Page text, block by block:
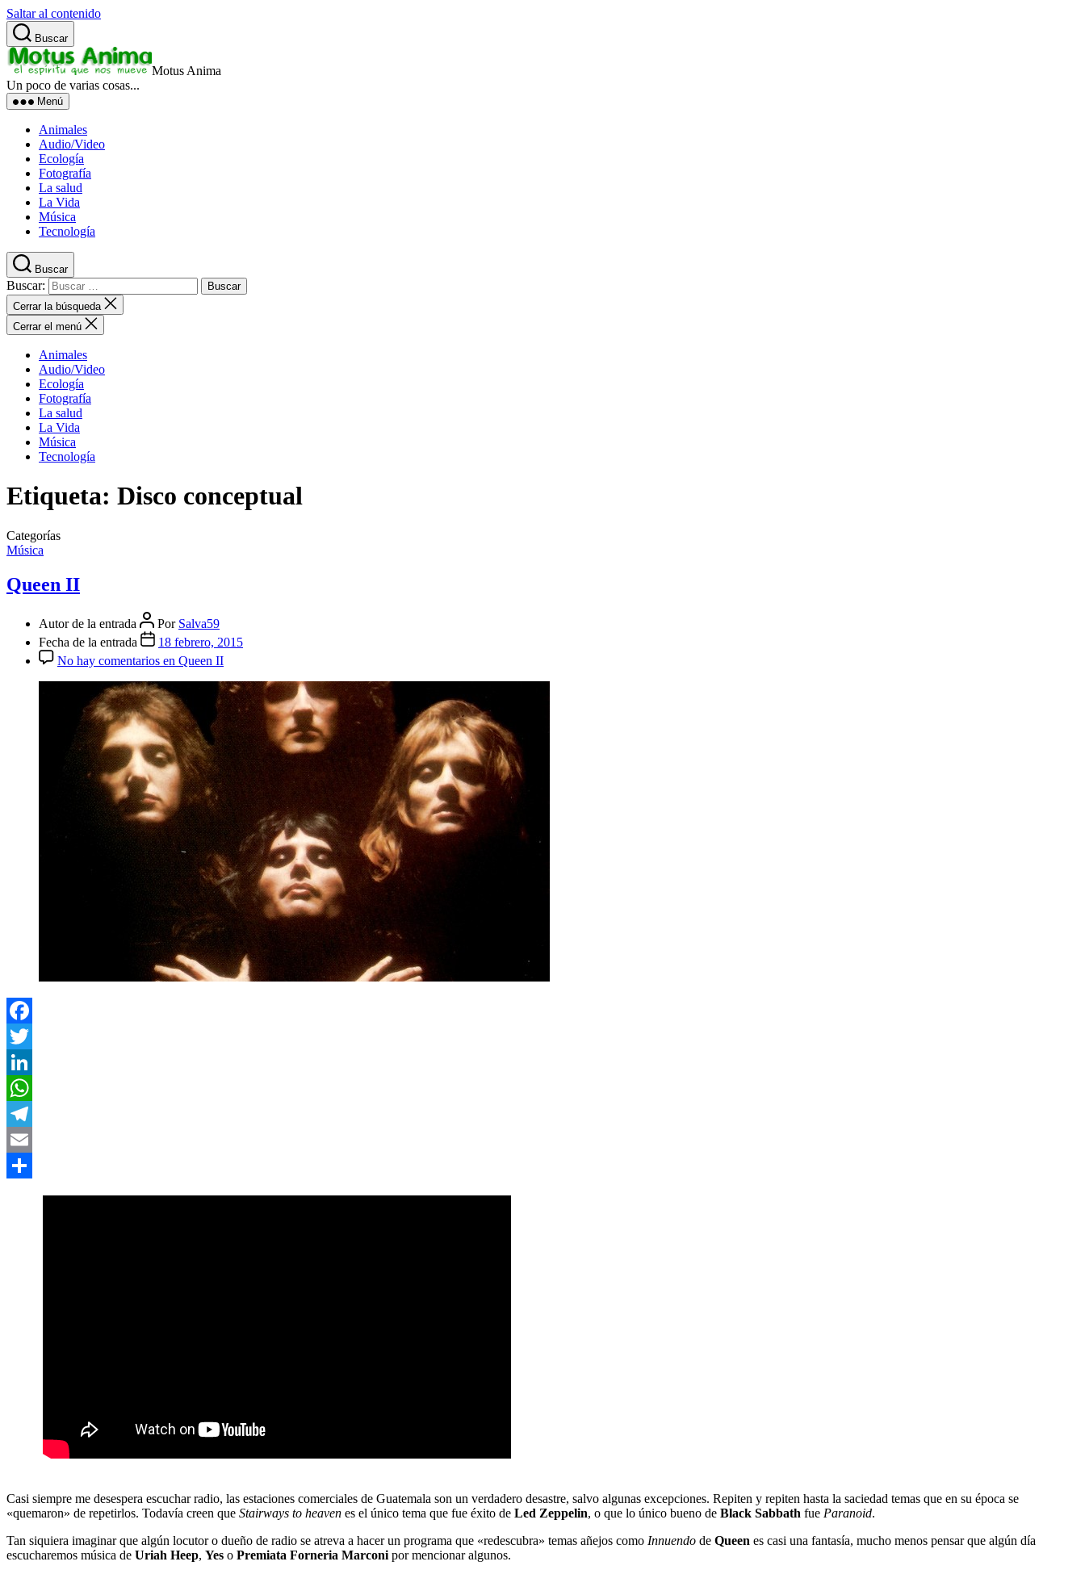
Saltar al contenido
Buscar
Motus Anima
Un poco de varias cosas...
Menú
Animales
Audio/Video
Ecología
Fotografía
La salud
La Vida
Música
Tecnología
Buscar
Buscar:
Cerrar la búsqueda
Cerrar el menú
Animales
Audio/Video
Ecología
Fotografía
La salud
La Vida
Música
Tecnología
Etiqueta: Disco conceptual
Categorías
Música
Queen II
Autor de la entrada Por Salva59
Fecha de la entrada
18 febrero, 2015
No hay comentarios en Queen II
Facebook
Twitter
LinkedIn
WhatsApp
Telegram
Email
Casi siempre me desespera escuchar radio, las estaciones comerciales de Guatemala son un verdadero desastre, salvo algunas excepciones. Repiten y repiten hasta la saciedad temas que en su época se
«quemaron» de repetirlos. Todavía creen que Stairways to heaven es el único tema que fue éxito de Led Zeppelin, o que lo único bueno de Black Sabbath fue Paranoid.
Tan siquiera imaginar que algún locutor o dueño de radio se atreva a hacer un programa que «redescubra» temas añejos como Innuendo de Queen es casi una fantasía, mucho menos pensar que algún día
escucharemos música de Uriah Heep, Yes o Premiata Forneria Marconi por mencionar algunos.